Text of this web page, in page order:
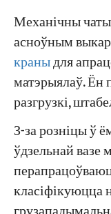
Механічны
асноўным
краныдля
матэрыялаў. Ён
разгрузкі,
З-за розніцы ў
ўдзельнай вазе
класіфікуюцца